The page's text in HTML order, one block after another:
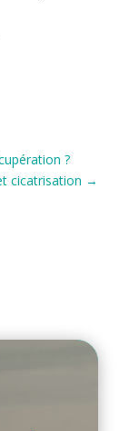
?
cicatrisation →